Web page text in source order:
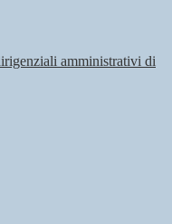
amministrativi di